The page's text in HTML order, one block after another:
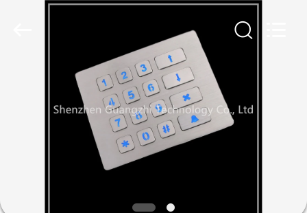
PRODUKTE